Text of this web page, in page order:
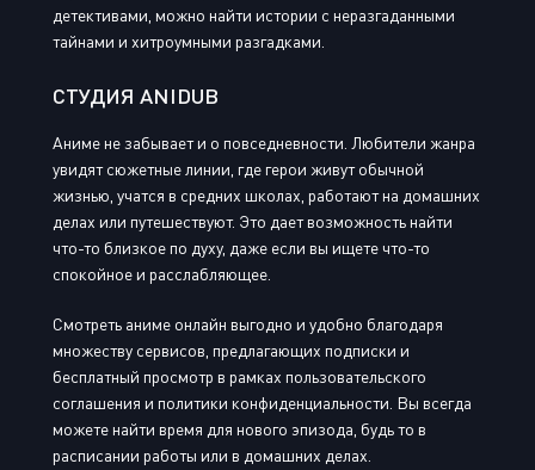
детективами, можно найти истории с неразгаданными
тайнами и хитроумными разгадками.
СТУДИЯ ANIDUB
Аниме не забывает и о повседневности. Любители жанра
увидят сюжетные линии, где герои живут обычной
жизнью, учатся в средних школах, работают на домашних
делах или путешествуют. Это дает возможность найти
что-то близкое по духу, даже если вы ищете что-то
спокойное и расслабляющее.
Смотреть аниме онлайн выгодно и удобно благодаря
множеству сервисов, предлагающих подписки и
бесплатный просмотр в рамках пользовательского
соглашения и политики конфиденциальности. Вы всегда
можете найти время для нового эпизода, будь то в
расписании работы или в домашних делах.